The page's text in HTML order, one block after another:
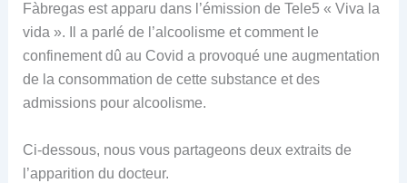
Fàbregas est apparu dans l’émission de Tele5 « Viva la
vida ». Il a parlé de l’alcoolisme et comment le
confinement dû au Covid a provoqué une augmentation
de la consommation de cette substance et des
admissions pour alcoolisme.
Ci-dessous, nous vous partageons deux extraits de
l’apparition du docteur.